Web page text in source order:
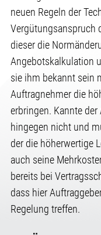
neuen Regeln der
Vergütungsanspruch
dieser die
Angebotskalkulation
sie ihm bekannt sein
Auftragnehmer die
erbringen. Kannte
hingegen nicht und
der die höherwertige
auch seine
bereits bei
dass hier
Regelung treffen.